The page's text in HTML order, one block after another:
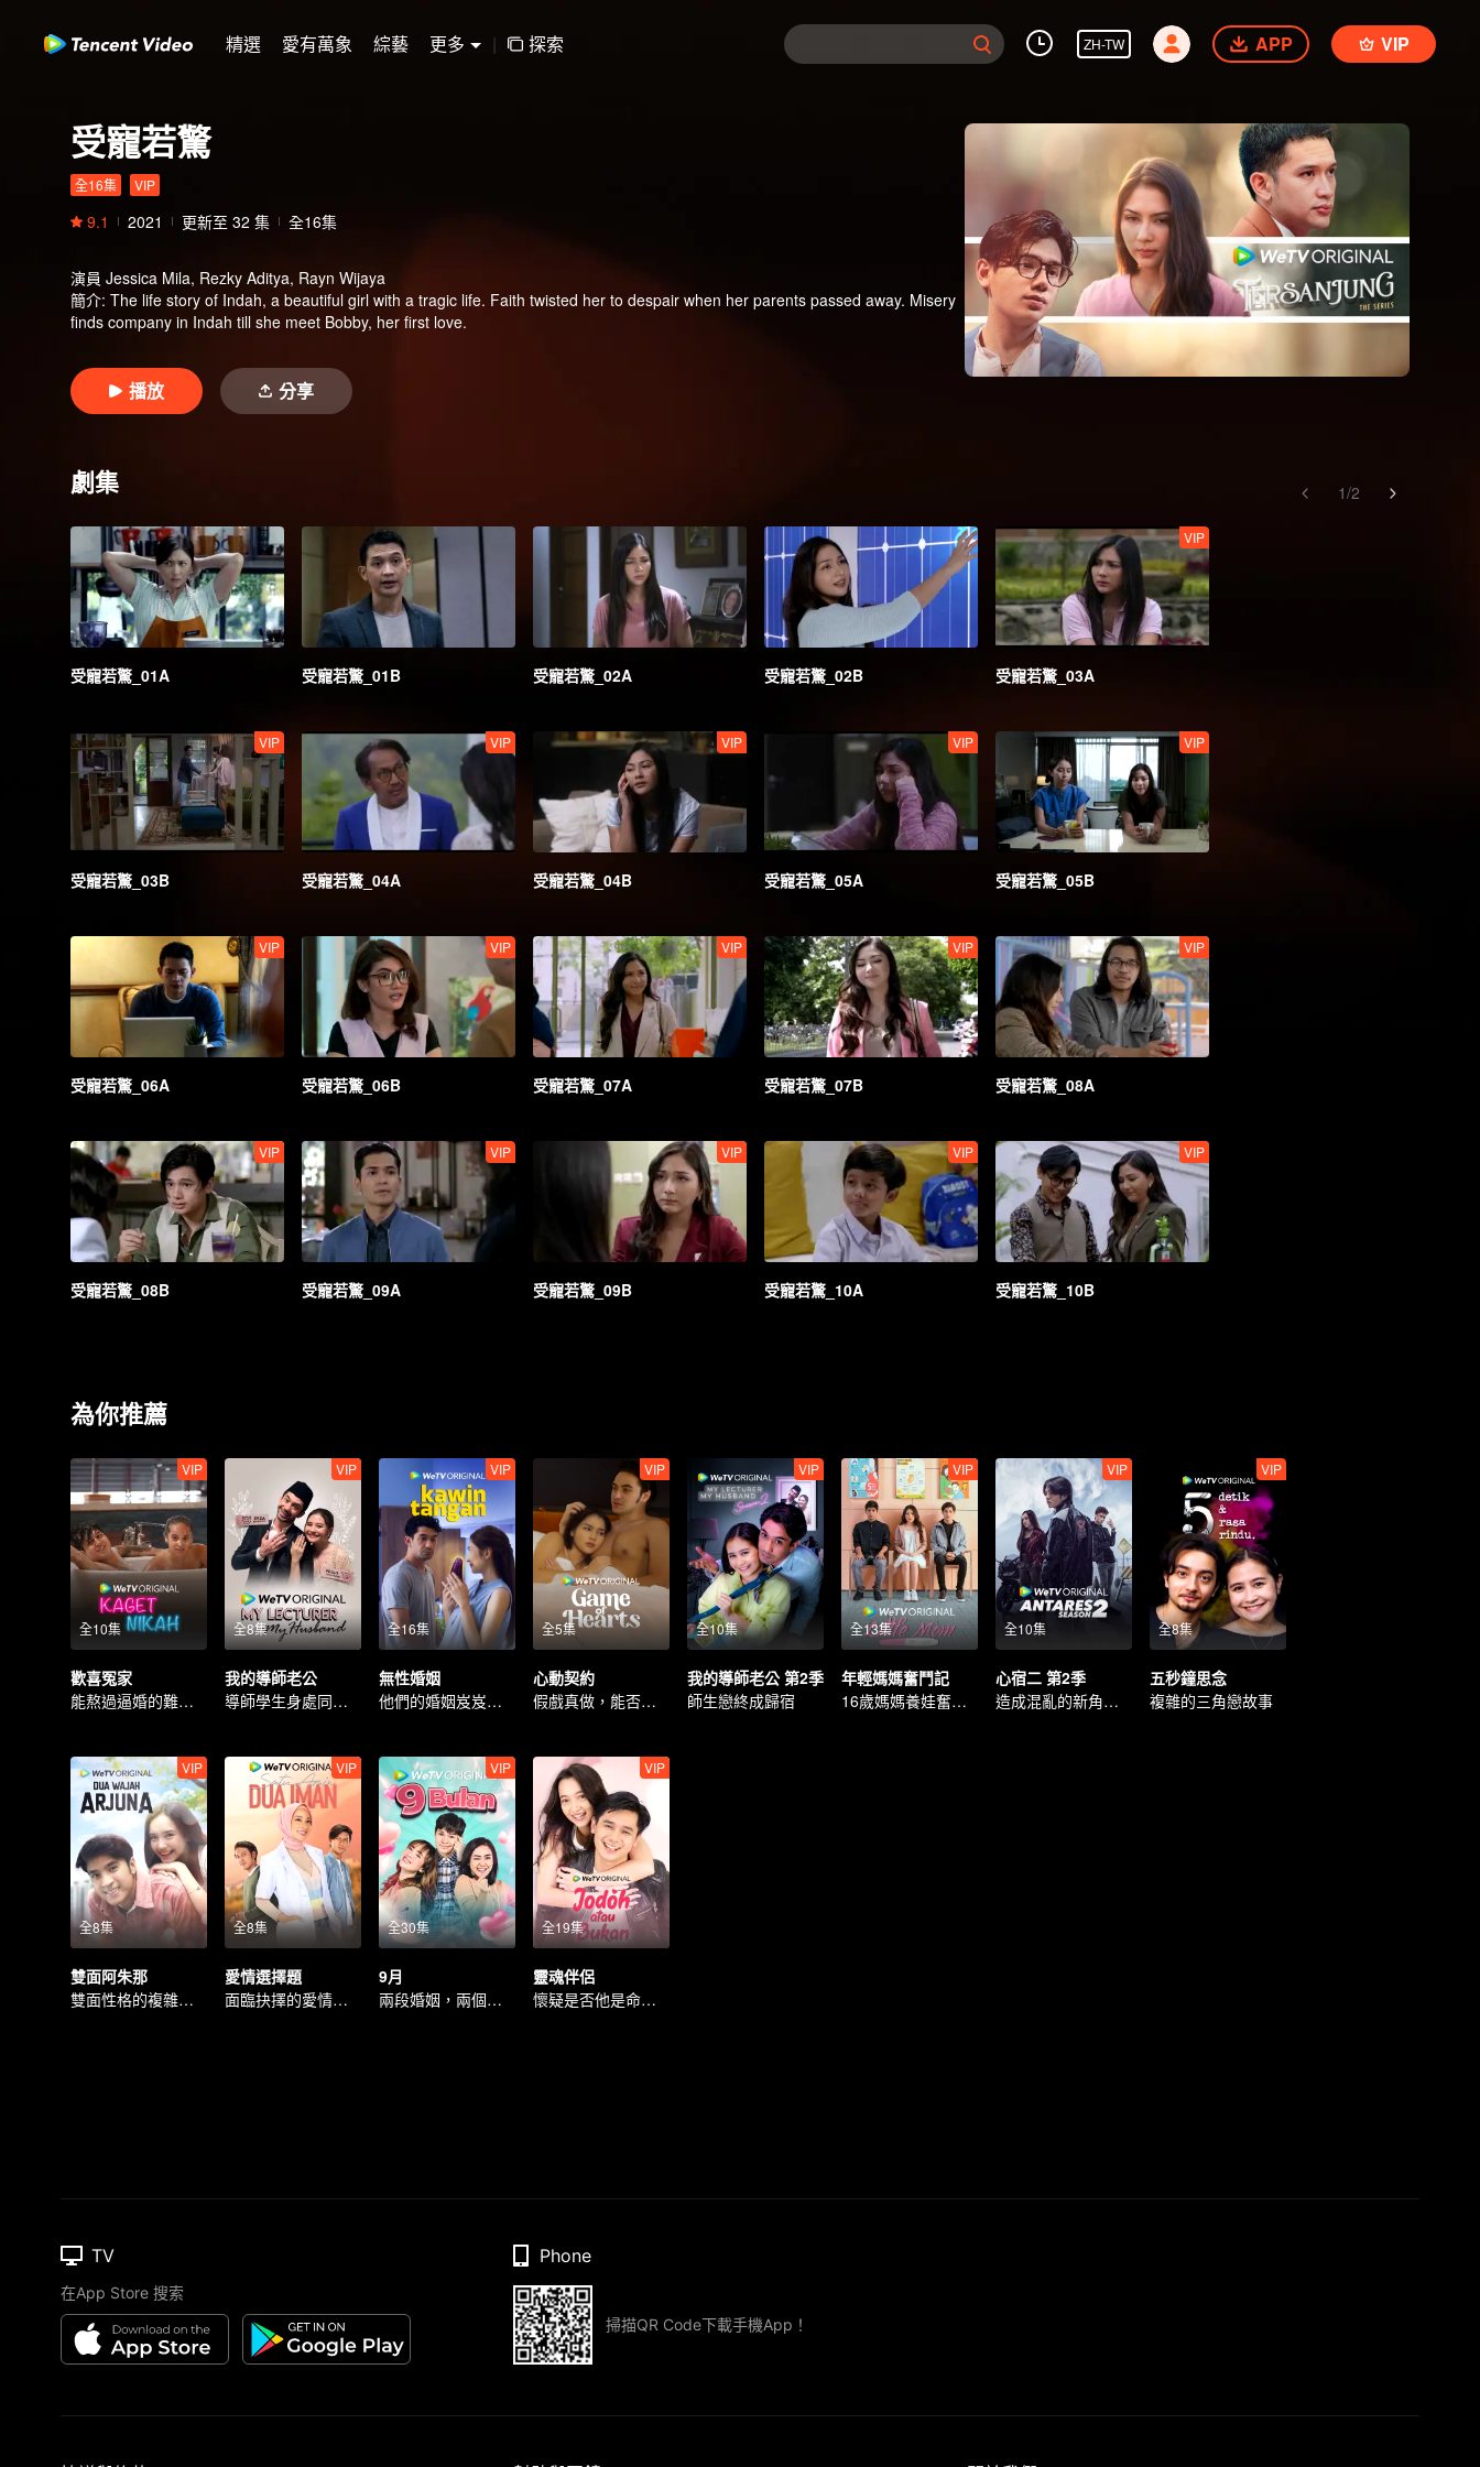
精選 愛有萬象 綜藝 更多 | 探索 ZH-TW APP VIP
受寵若驚
全16集 VIP
9.1 2021 更新至 32 集 全16集
演員 Jessica Mila, Rezky Aditya, Rayn Wijaya
簡介: The life story of Indah, a beautiful girl with a tragic life. Faith twisted her to despair when her parents passed away. Misery
finds company in Indah till she meet Bobby, her first love.
播放 分享
劇集 1/2
受寵若驚_01A 受寵若驚_01B 受寵若驚_02A 受寵若驚_02B
VIP
受寵若驚_03A
VIP
受寵若驚_03B
VIP
受寵若驚_04A
VIP
受寵若驚_04B
VIP
受寵若驚_05A
VIP
受寵若驚_05B
VIP
受寵若驚_06A
VIP
受寵若驚_06B
VIP
受寵若驚_07A
VIP
受寵若驚_07B
VIP
受寵若驚_08A
VIP
受寵若驚_08B
VIP
受寵若驚_09A
VIP
受寵若驚_09B
VIP
受寵若驚_10A
VIP
受寵若驚_10B
為你推薦
全10集
VIP
歡喜冤家
能熬過逼婚的難關嗎？
全8集
VIP
我的導師老公
導師學生身處同一屋簷下
全16集
VIP
無性婚姻
他們的婚姻岌岌可危
全5集
VIP
心動契約
假戲真做，能否逆轉命運？
全10集
VIP
我的導師老公 第2季
師生戀終成歸宿
全13集
VIP
年輕媽媽奮鬥記
16歲媽媽養娃奮鬥記
全10集
VIP
心宿二 第2季
造成混亂的新角色的出現。
全8集
VIP
五秒鐘思念
複雜的三角戀故事
全8集
VIP
雙面阿朱那
雙面性格的複雜人生
全8集
VIP
愛情選擇題
面臨抉擇的愛情故事
全30集
VIP
9月
兩段婚姻，兩個女人。
全19集
VIP
靈魂伴侶
懷疑是否他是命中註定的靈魂伴侶。
TV
在App Store 搜索
Phone
掃描QR Code下載手機App！